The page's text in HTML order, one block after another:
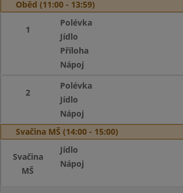
Oběd (11:00 - 13:59)
1
Polévka
Jídlo
Příloha
Nápoj
2
Polévka
Jídlo
Nápoj
Svačina MŠ (14:00 - 15:00)
Svačina
MŠ
Jídlo
Nápoj